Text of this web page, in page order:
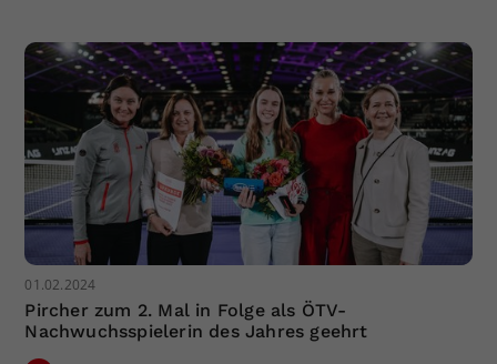
01.02.2024
Pircher zum 2. Mal in Folge als ÖTV-
Nachwuchsspielerin des Jahres geehrt
Zweck
Einstellungen. Unter anderem eine
zufällig generierte ID, für die
historische Speicherung Ihrer
vorgenommen Einstellungen, falls der
Webseiten-Betreiber dies eingestellt
hat.